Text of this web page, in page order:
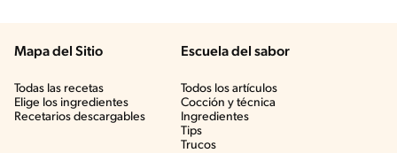
Mapa del Sitio
Todas las recetas
Elige los ingredientes
Recetarios descargables
Escuela del sabor
Todos los artículos
Cocción y técnica
Ingredientes
Tips
Trucos